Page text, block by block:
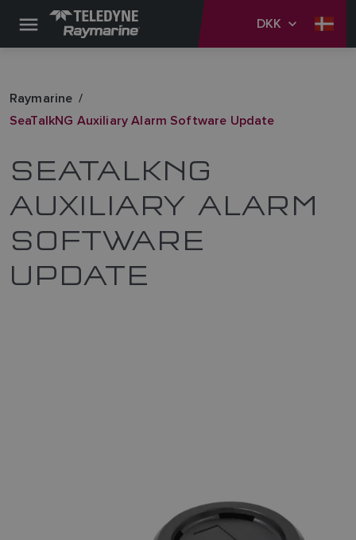
DKK
Raymarine
SeaTalkNG Auxiliary Alarm Software Update
SEATALKNG
AUXILIARY ALARM
SOFTWARE
UPDATE